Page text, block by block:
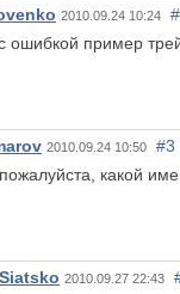
2010.09.24 10:24
ошибкой пример
2010.09.24 10:50
#3
какой
2010.09.27 22:43